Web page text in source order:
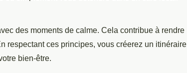
des moments de calme. Cela contribue à rendre
respectant ces principes, vous créerez un itinéraire
bien-être.